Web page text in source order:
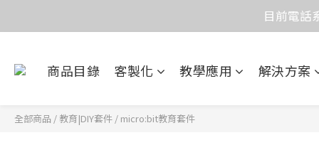
價
目前電話
商品目錄 客製化 教學應用 解決方案
全部商品 / 教育|DIY套件 / micro:bit教育套件